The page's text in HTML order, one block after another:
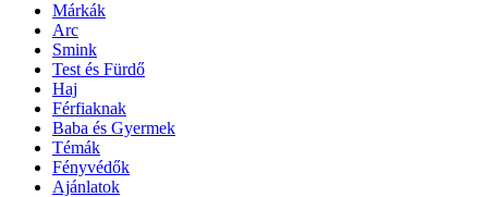
Márkák
Arc
Smink
Test és Fürdő
Haj
Férfiaknak
Baba és Gyermek
Témák
Fényvédők
Ajánlatok